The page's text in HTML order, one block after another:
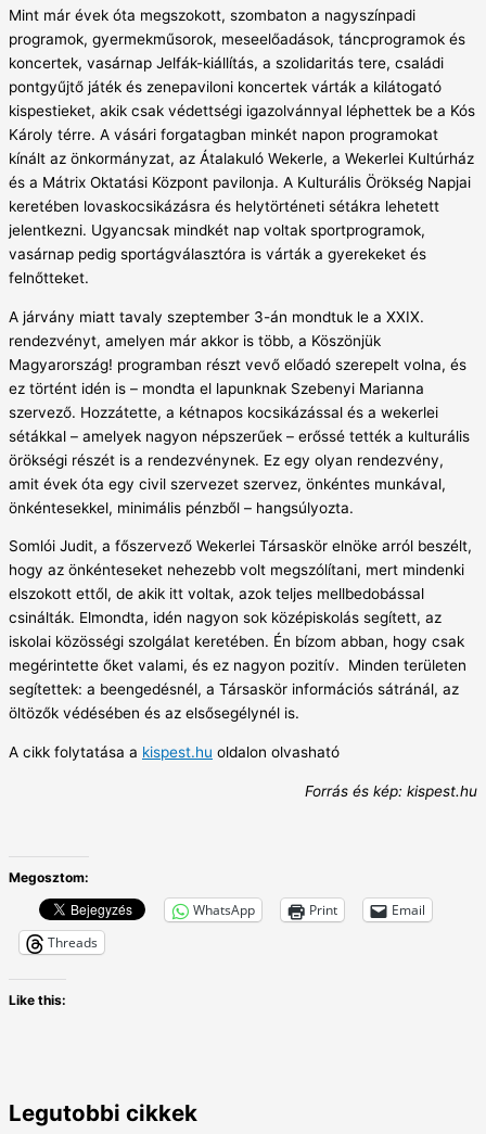
Mint már évek óta megszokott, szombaton a nagyszínpadi
programok, gyermekműsorok, meseelőadások, táncprogramok és
koncertek, vasárnap Jelfák-kiállítás, a szolidaritás tere, családi
pontgyűjtő játék és zenepaviloni koncertek várták a kilátogató
kispestieket, akik csak védettségi igazolvánnyal léphettek be a Kós
Károly térre. A vásári forgatagban minkét napon programokat
kínált az önkormányzat, az Átalakuló Wekerle, a Wekerlei Kultúrház
és a Mátrix Oktatási Központ pavilonja. A Kulturális Örökség Napjai
keretében lovaskocsikázásra és helytörténeti sétákra lehetett
jelentkezni. Ugyancsak mindkét nap voltak sportprogramok,
vasárnap pedig sportágválasztóra is várták a gyerekeket és
felnőtteket.
A járvány miatt tavaly szeptember 3-án mondtuk le a XXIX.
rendezvényt, amelyen már akkor is több, a Köszönjük
Magyarország! programban részt vevő előadó szerepelt volna, és
ez történt idén is – mondta el lapunknak Szebenyi Marianna
szervező. Hozzátette, a kétnapos kocsikázással és a wekerlei
sétákkal – amelyek nagyon népszerűek – erőssé tették a kulturális
örökségi részét is a rendezvénynek. Ez egy olyan rendezvény,
amit évek óta egy civil szervezet szervez, önkéntes munkával,
önkéntesekkel, minimális pénzből – hangsúlyozta.
Somlói Judit, a főszervező Wekerlei Társaskör elnöke arról beszélt,
hogy az önkénteseket nehezebb volt megszólítani, mert mindenki
elszokott ettől, de akik itt voltak, azok teljes mellbedobással
csinálták. Elmondta, idén nagyon sok középiskolás segített, az
iskolai közösségi szolgálat keretében. Én bízom abban, hogy csak
megérintette őket valami, és ez nagyon pozitív. Minden területen
segítettek: a beengedésnél, a Társaskör információs sátránál, az
öltözők védésében és az elsősegélynél is.
A cikk folytatása a kispest.hu oldalon olvasható
Forrás és kép: kispest.hu
Megosztom:
WhatsApp Print
Email
Threads
Like this:
Legutobbi cikkek